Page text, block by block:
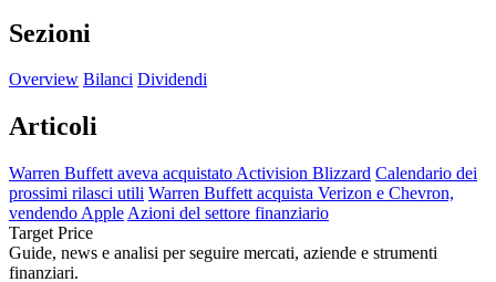
Sezioni
Overview Bilanci Dividendi
Articoli
Warren Buffett aveva acquistato Activision Blizzard Calendario dei
prossimi rilasci utili Warren Buffett acquista Verizon e Chevron,
vendendo Apple Azioni del settore finanziario
Target Price
Guide, news e analisi per seguire mercati, aziende e strumenti
finanziari.